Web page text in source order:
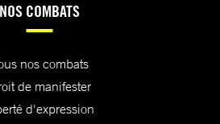
NOS COMBATS
nos combats
de manifester
d'expression